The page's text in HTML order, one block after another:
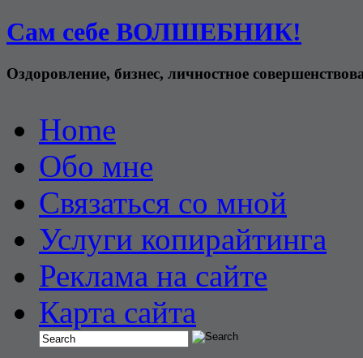
Сам себе ВОЛШЕБНИК!
Оздоровление, бизнес, личностное
Home
Обо мне
Связаться со мной
Услуги копирайтинга
Реклама на сайте
Карта сайта